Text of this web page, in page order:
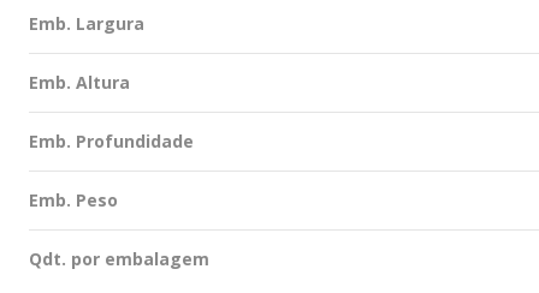
Emb. Largura
Emb. Altura
Emb. Profundidade
Emb. Peso
Qdt. por embalagem